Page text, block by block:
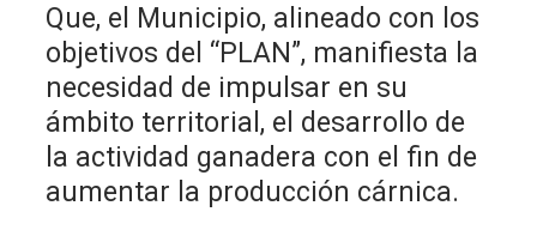
Que, el Municipio, alineado con los
objetivos del “PLAN”, manifiesta la
necesidad de impulsar en su
ámbito territorial, el desarrollo de
la actividad ganadera con el fin de
aumentar la producción cárnica.